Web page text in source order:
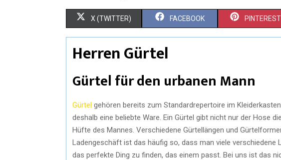
X (TWITTER) FACEBOOK PINTEREST
Herren Gürtel
Gürtel für den urbanen Mann
Gürtel gehören bereits zum Standardrepertoire im
deshalb eine beliebte Ware. Ein Gürtel gibt nicht nur der Hose
Hüfte des Mannes. Verschiedene Gürtellängen und
Ladengeschäft ist das häufig so, dass man viele verschiedene
das perfekte Ding zu finden, das einem passt. Bei uns ist das